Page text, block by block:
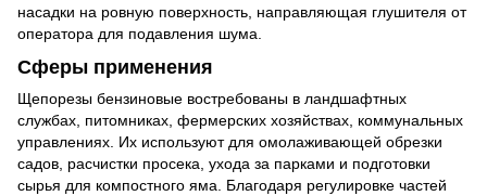
насадки на ровную поверхность, направляющая глушителя от
оператора для подавления шума.
Сферы применения
Щепорезы бензиновые востребованы в ландшафтных
службах, питомниках, фермерских хозяйствах, коммунальных
управлениях. Их используют для омолаживающей обрезки
садов, расчистки просека, ухода за парками и подготовки
сырья для компостного яма. Благодаря регулировке частей